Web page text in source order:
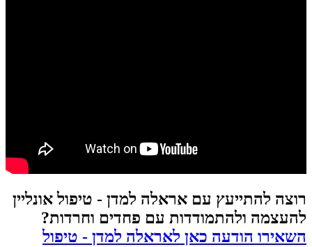
רוצה להתייעץ עם אראלה למדן - טיפול אונליין
להעצמה ולהתמודדות עם פחדים וחרדות?
השאירו הודעה כאן לאראלה למדן - טיפול